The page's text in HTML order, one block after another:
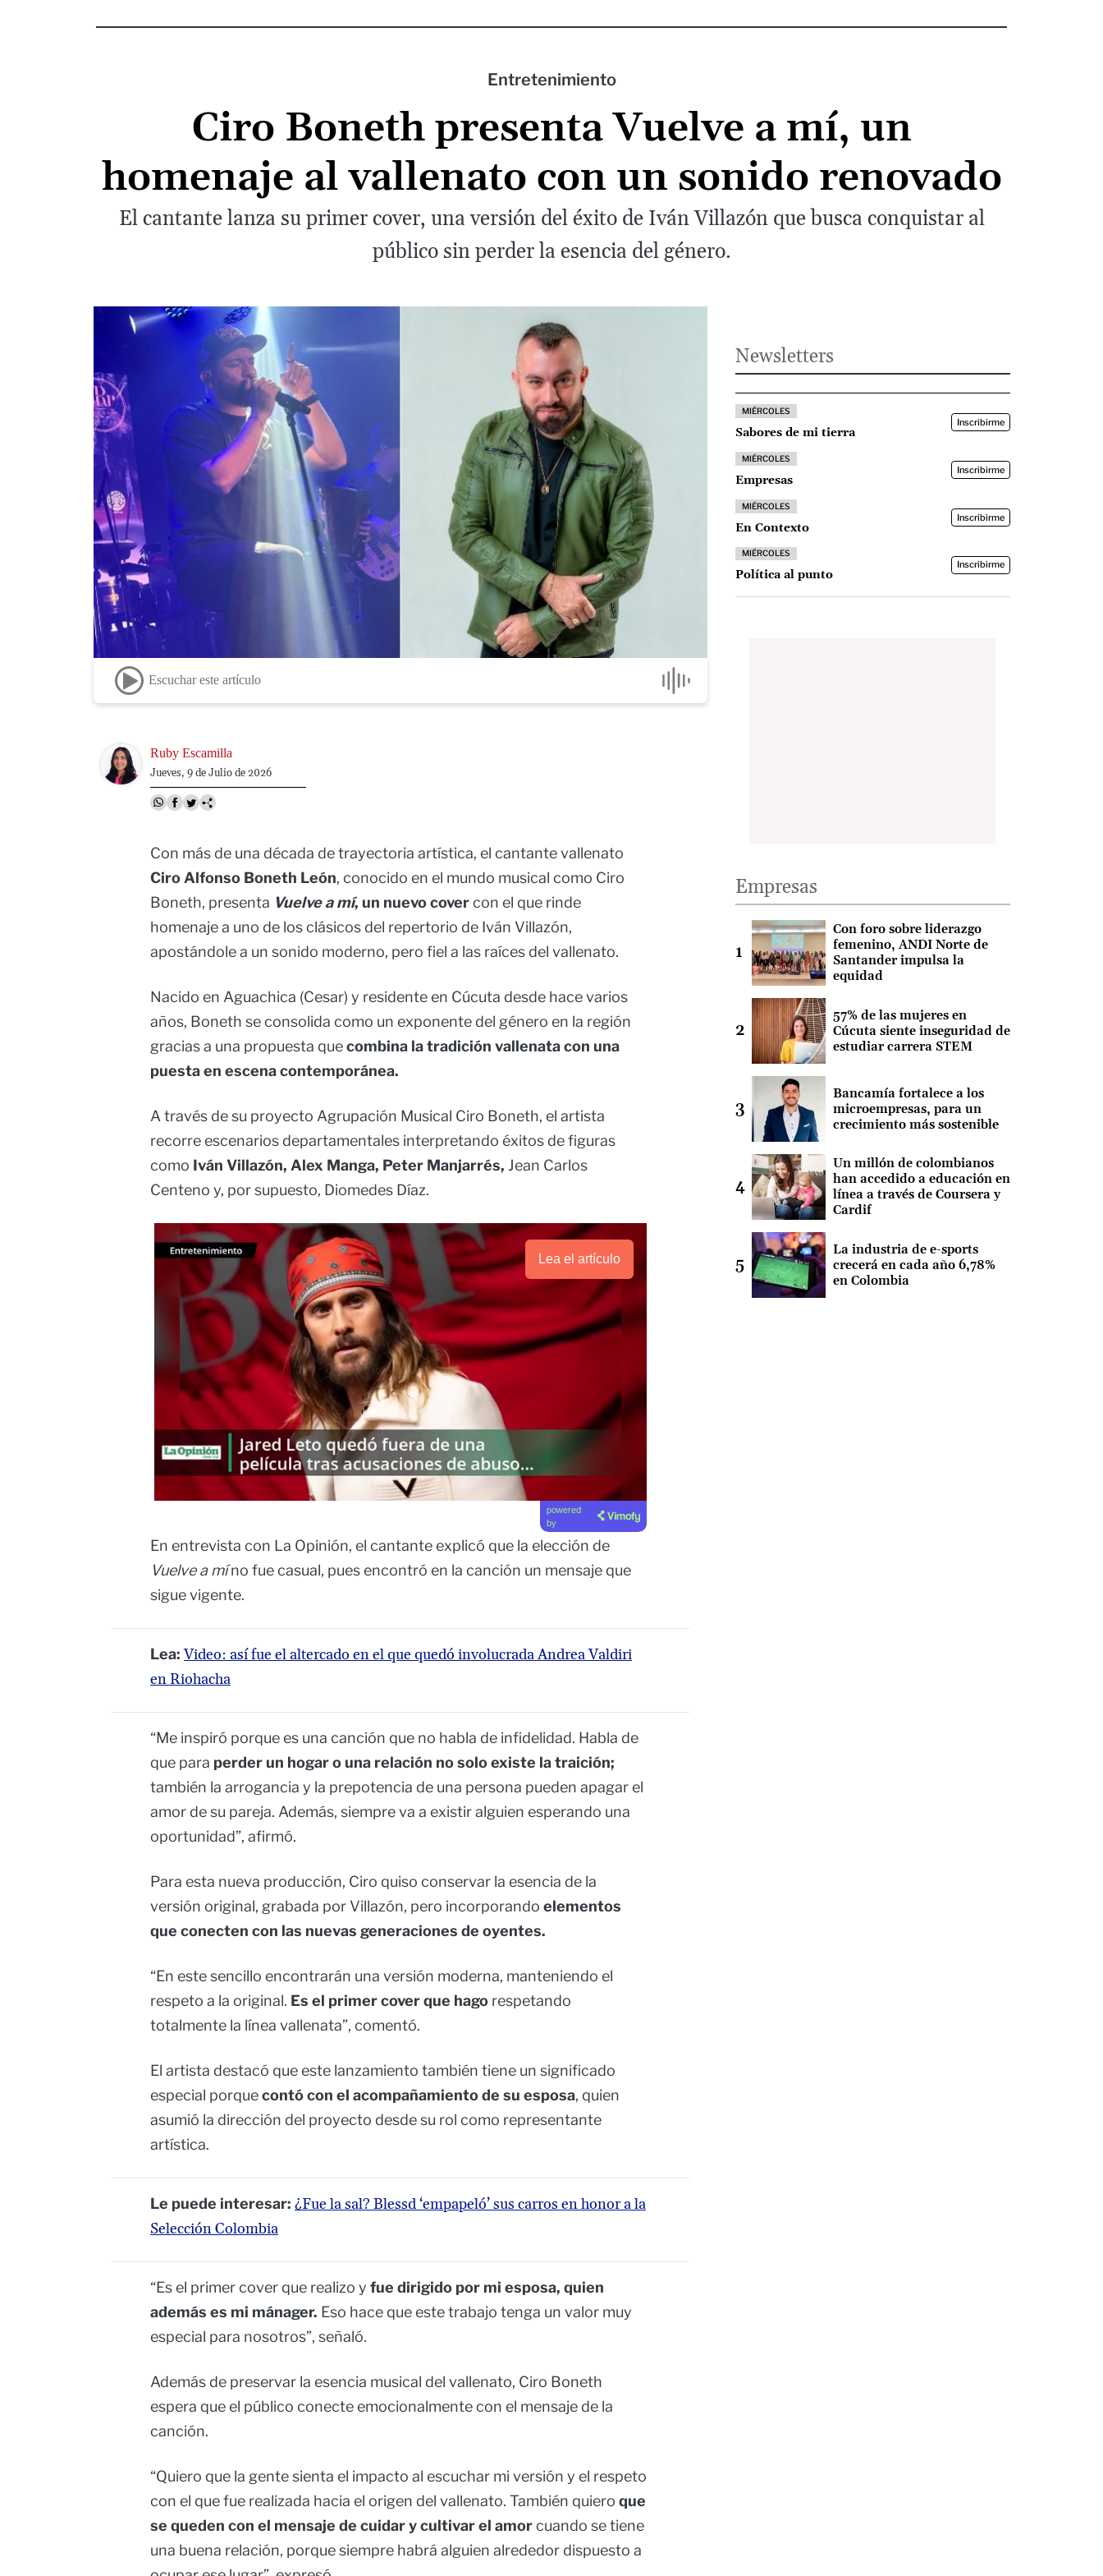
Entretenimiento
Ciro Boneth presenta Vuelve a mí, un
homenaje al vallenato con un sonido renovado
El cantante lanza su primer cover, una versión del éxito de Iván Villazón que busca conquistar al
público sin perder la esencia del género.
Escuchar este artículo
Image Ruby Escamilla
Jueves, 9 de Julio de 2026
Con más de una década de trayectoria artística, el cantante vallenato
Ciro Alfonso Boneth León, conocido en el mundo musical como Ciro
Boneth, presenta Vuelve a mí, un nuevo covercon el que rinde
homenaje a uno de los clásicos del repertorio de Iván Villazón,
apostándole a un sonido moderno, pero fiel a las raíces del vallenato.
Nacido en Aguachica (Cesar) y residente en Cúcuta desde hace varios
años, Boneth se consolida como un exponente del género en la región
gracias a una propuesta quecombina la tradición vallenata con una
puesta en escena contemporánea.
A través de su proyecto Agrupación Musical Ciro Boneth, el artista
recorre escenarios departamentales interpretando éxitos de figuras
como Iván Villazón, Alex Manga, Peter Manjarrés, Jean Carlos
Centeno y, por supuesto, Diomedes Díaz.
Lea el artículo
powered
by
En entrevista con La Opinión, el cantante explicó que la elección de
Vuelve a míno fue casual, pues encontró en la canción un mensaje que
sigue vigente.
Lea:Video: así fue el altercado en el que quedó involucrada Andrea Valdiri
en Riohacha
“Me inspiró porque es una canción que no habla de infidelidad. Habla de
que para perder un hogar o una relación no solo existe la traición;
también la arrogancia y la prepotencia de una persona pueden apagar el
amor de su pareja. Además, siempre va a existir alguien esperando una
oportunidad”, afirmó.
Para esta nueva producción, Ciro quiso conservar la esencia de la
versión original, grabada por Villazón, pero incorporando elementos
que conecten con las nuevas generaciones de oyentes.
“En este sencillo encontrarán una versión moderna, manteniendo el
respeto a la original. Es el primer cover que hago respetando
totalmente la línea vallenata”, comentó.
El artista destacó que este lanzamiento también tiene un significado
especial porquecontó con el acompañamiento de su esposa, quien
asumió la dirección del proyecto desde su rol como representante
artística.
Le puede interesar: ¿Fue la sal? Blessd ‘empapeló’ sus carros en honor a la
Selección Colombia
“Es el primer cover que realizo y fue dirigido por mi esposa, quien
además es mi mánager. Eso hace que este trabajo tenga un valor muy
especial para nosotros”, señaló.
Además de preservar la esencia musical del vallenato, Ciro Boneth
espera que el público conecte emocionalmente con el mensaje de la
canción.
“Quiero que la gente sienta el impacto al escuchar mi versión y el respeto
con el que fue realizada hacia el origen del vallenato. También quiero que
se queden con el mensaje de cuidar y cultivar el amorcuando se tiene
una buena relación, porque siempre habrá alguien alrededor dispuesto a
Newsletters
MIÉRCOLES
Sabores de mi tierra
Inscribirme
MIÉRCOLES
Empresas
Inscribirme
MIÉRCOLES
En Contexto
Inscribirme
MIÉRCOLES
Política al punto
Inscribirme
Empresas
Con foro sobre liderazgo
femenino, ANDI Norte de
Santander impulsa la
equidad
57% de las mujeres en
Cúcuta siente inseguridad de
estudiar carrera STEM
Bancamía fortalece a los
microempresas, para un
crecimiento más sostenible
Un millón de colombianos
han accedido a educación en
línea a través de Coursera y
Cardif
La industria de e-sports
crecerá en cada año 6,78%
en Colombia